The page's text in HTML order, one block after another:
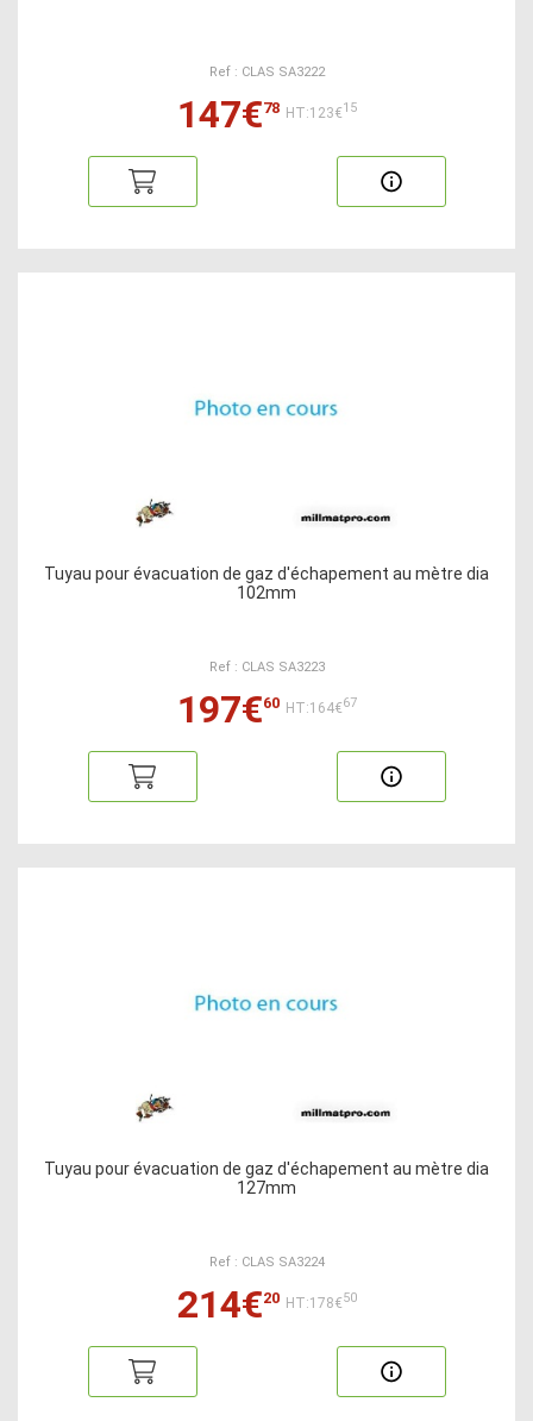
Ref : CLAS SA3222
147€78 HT:123€15
Tuyau pour évacuation de gaz d'échapement au mètre dia
102mm
Ref : CLAS SA3223
197€60 HT:164€67
Tuyau pour évacuation de gaz d'échapement au mètre dia
127mm
Ref : CLAS SA3224
214€20 HT:178€50